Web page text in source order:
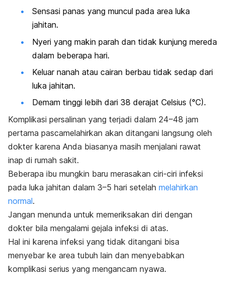
Sensasi panas yang muncul pada area luka
jahitan.
Nyeri yang makin parah dan tidak kunjung mereda
dalam beberapa hari.
Keluar nanah atau cairan berbau tidak sedap dari
luka jahitan.
Demam tinggi lebih dari 38 derajat Celsius (°C).
Komplikasi persalinan yang terjadi dalam 24–48 jam
pertama pascamelahirkan akan ditangani langsung oleh
dokter karena Anda biasanya masih menjalani rawat
inap di rumah sakit.
Beberapa ibu mungkin baru merasakan ciri-ciri infeksi
pada luka jahitan dalam 3–5 hari setelah melahirkan
normal.
Jangan menunda untuk memeriksakan diri dengan
dokter bila mengalami gejala infeksi di atas.
Hal ini karena infeksi yang tidak ditangani bisa
menyebar ke area tubuh lain dan menyebabkan
komplikasi serius yang mengancam nyawa.